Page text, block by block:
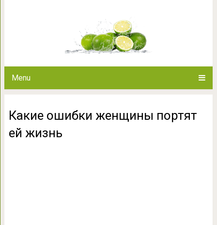
Menu
Какие ошибки женщины портят
ей жизнь